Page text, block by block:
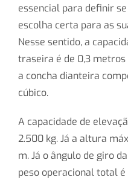
essencial para definir
escolha certa para as
Nesse sentido, a
traseira é de 0,3
a concha dianteira
cúbico.
A capacidade de
2.500 kg. Já a altura
m. Já o ângulo de giro
peso operacional total é